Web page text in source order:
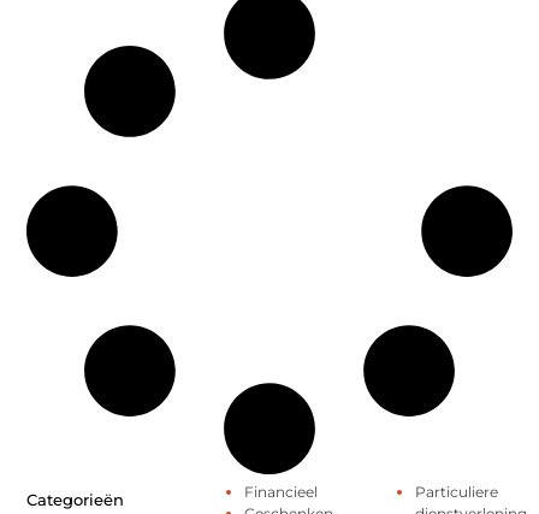
Categorieën
Financieel
Particuliere